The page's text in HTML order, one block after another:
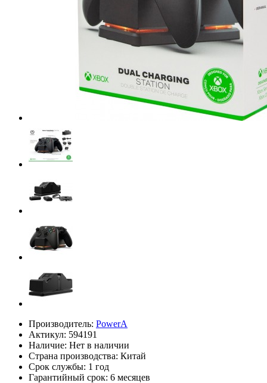
Производитель: PowerA
Актикул: 594191
Наличие: Нет в наличии
Страна производства: Китай
Срок службы: 1 год
Гарантийный срок: 6 месяцев